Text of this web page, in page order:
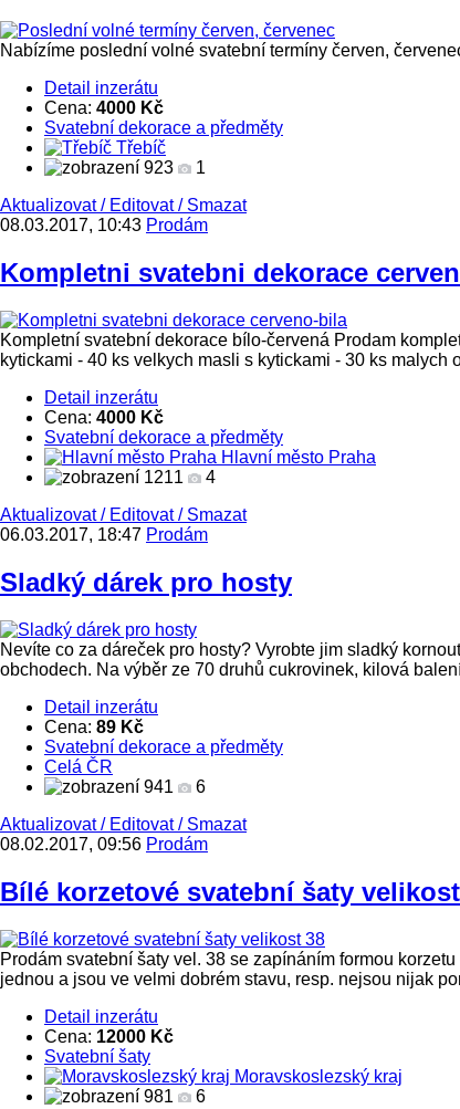
Nabízíme poslední volné svatební termíny červen,
Detail inzerátu
Cena: 4000 Kč
Svatební dekorace a předměty
Třebíč
923
1
Aktualizovat/ Editovat/ Smazat
08.03.2017, 10:43 Prodám
Kompletni svatebni dekorace
Kompletní svatební dekorace bílo-červená Prodam
kytickami - 40 ks velkych masli s kytickami - 30 ks malych
Detail inzerátu
Cena: 4000 Kč
Svatební dekorace a předměty
Hlavní město Praha
1211
4
Aktualizovat/ Editovat/ Smazat
06.03.2017, 18:47 Prodám
Sladký dárek pro hosty
Nevíte co za dáreček pro hosty? Vyrobte jim sladký
obchodech. Na výběr ze 70 druhů cukrovinek, kilová
Detail inzerátu
Cena: 89 Kč
Svatební dekorace a předměty
Celá ČR
941
6
Aktualizovat/ Editovat/ Smazat
08.02.2017, 09:56 Prodám
Bílé korzetové svatební šaty
Prodám svatební šaty vel. 38 se zapínáním formou
jednou a jsou ve velmi dobrém stavu, resp. nejsou nijak
Detail inzerátu
Cena: 12000 Kč
Svatební šaty
Moravskoslezský kraj
981
6